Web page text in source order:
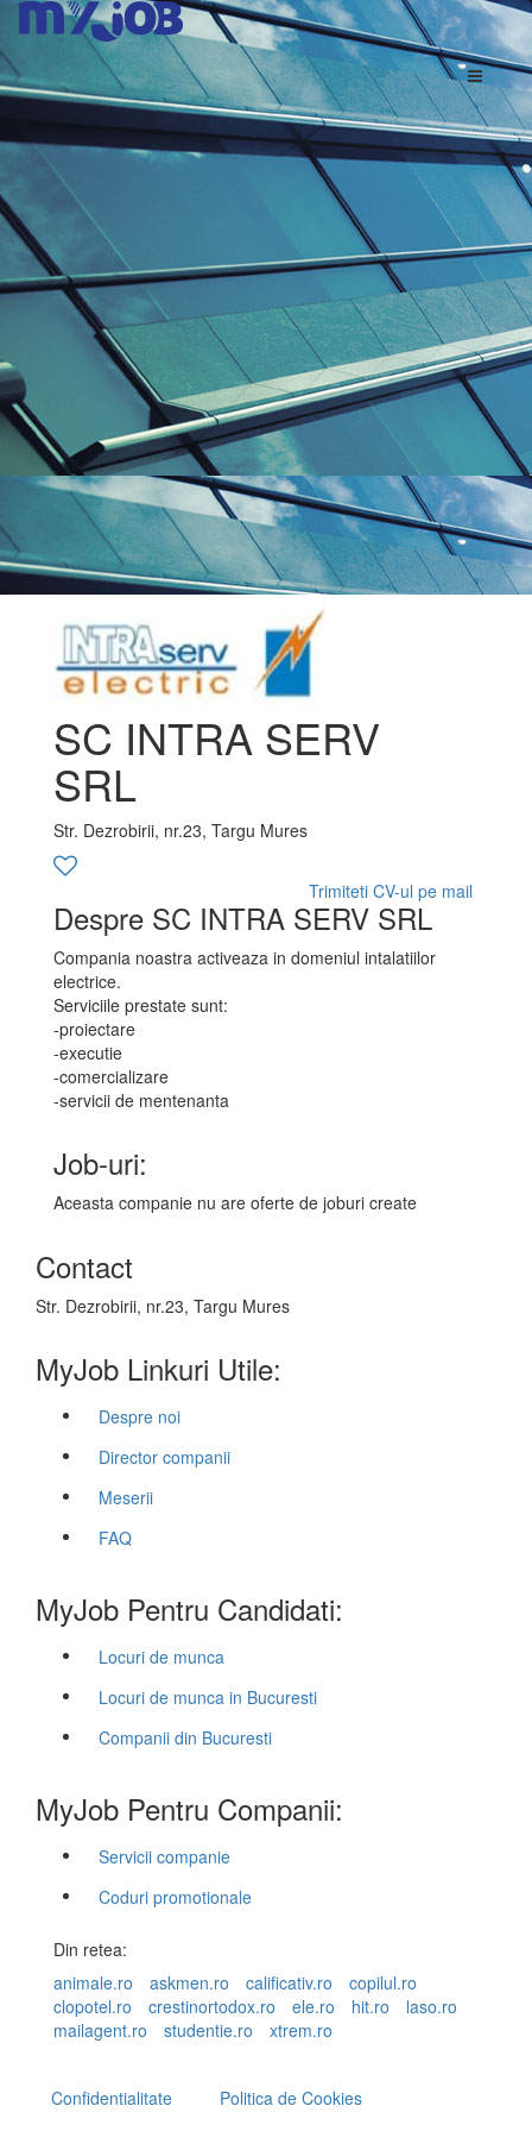
SC INTRA SERV
SRL
Str. Dezrobirii, nr.23, Targu Mures
Trimiteti CV-ul pe mail
Despre SC INTRA SERV SRL
Compania noastra activeaza in domeniul intalatiilor
electrice.
Serviciile prestate sunt:
-proiectare
-executie
-comercializare
-servicii de mentenanta
Job-uri:
Aceasta companie nu are oferte de joburi create
Contact
Str. Dezrobirii, nr.23, Targu Mures
MyJob Linkuri Utile:
Despre noi
Director companii
Meserii
FAQ
MyJob Pentru Candidati:
Locuri de munca
Locuri de munca in Bucuresti
Companii din Bucuresti
MyJob Pentru Companii:
Servicii companie
Coduri promotionale
Din retea:
animale.ro
askmen.ro calificativ.ro
copilul.ro
clopotel.ro
crestinortodox.ro ele.ro hit.ro
laso.ro
mailagent.ro
studentie.ro xtrem.ro
Confidentialitate
Politica de Cookies